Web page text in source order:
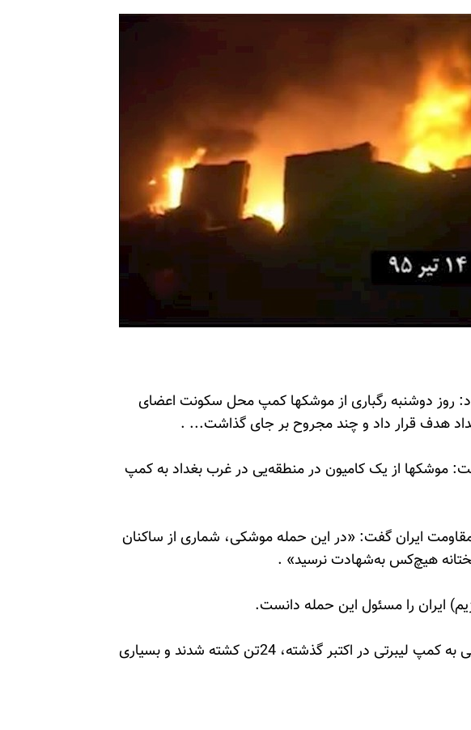
14تیر 95 گزارش داد: روز دوشنبه رگباری از موشکها کمپ محل سکونت اعضای
هدف قرار داد و چند مجروح بر جای گذاشت... .
موشکها از یک کامیون در منطقه‌یی در غرب بغداد به کمپ
ایران گفت: «در این حمله موشکی، شماری از ساکنان
هیچ‌کس به‌شهادت نرسید» .
ایران را مسئول این حمله دانست.
به گفته سازمان ملل، در حمله موشکی به کمپ لیبرتی در اکتبر گذشته، 24تن کشته شدند و بسیاری